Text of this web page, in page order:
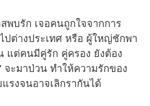
พบรัก เจอคนถูกใจจากการ
ปต่างประเทศ หรือ ผู้ใหญ่ชักพา
แต่คนมีคู่รัก คู่ครอง ยังต้อง
จะมาป่วน ทำให้ความรักของ
งจนอาจเลิกรากันได้